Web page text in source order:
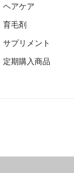
ヘアケア
育毛剤
サプリメント
定期購入商品